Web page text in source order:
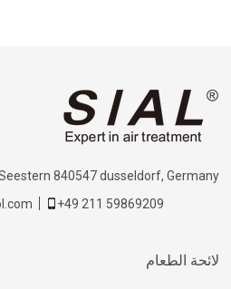
840547 dusseldorf, Germany
+49 211 59869209
لائحة الطعام